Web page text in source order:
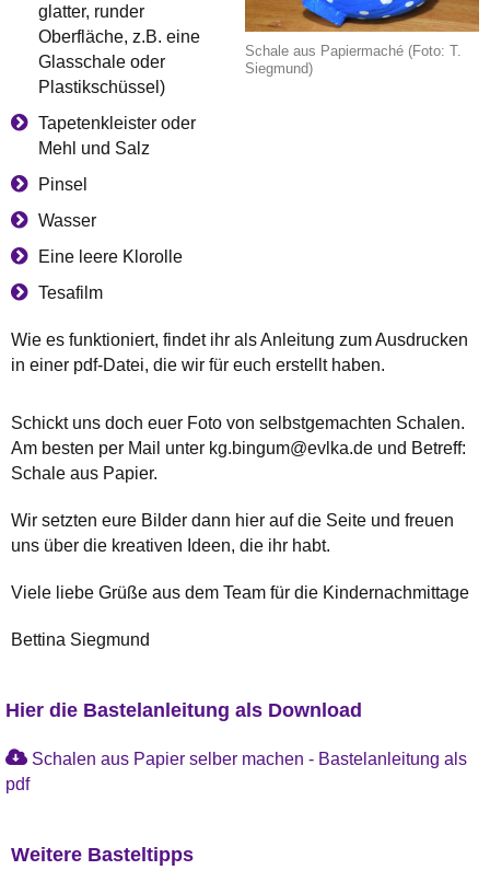
Schale aus Papiermaché (Foto: T.
Siegmund)
glatter, runder
Oberfläche, z.B. eine
Glasschale oder
Plastikschüssel)
Tapetenkleister oder
Mehl und Salz
Pinsel
Wasser
Eine leere Klorolle
Tesafilm
Wie es funktioniert, findet ihr als Anleitung zum Ausdrucken
in einer pdf-Datei, die wir für euch erstellt haben.
Schickt uns doch euer Foto von selbstgemachten Schalen.
Am besten per Mail unter kg.bingum@evlka.de und Betreff:
Schale aus Papier.
Wir setzten eure Bilder dann hier auf die Seite und freuen
uns über die kreativen Ideen, die ihr habt.
Viele liebe Grüße aus dem Team für die Kindernachmittage
Bettina Siegmund
Hier die Bastelanleitung als Download
Schalen aus Papier selber machen - Bastelanleitung als
pdf
Weitere Basteltipps